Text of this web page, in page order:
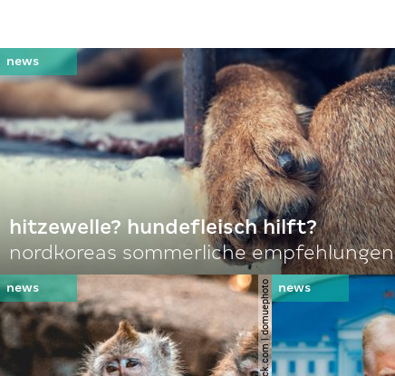
hitzewelle? hundefleisch hilft?
nordkoreas sommerliche empfehlungen